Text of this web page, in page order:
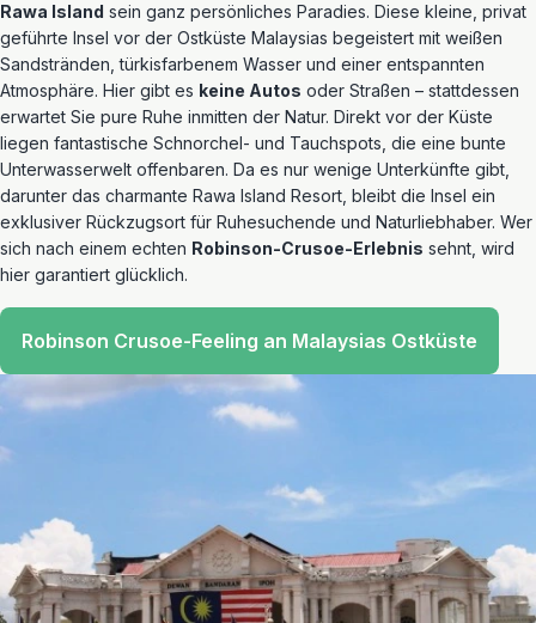
Rawa Island sein ganz persönliches Paradies. Diese kleine, privat
geführte Insel vor der Ostküste Malaysias begeistert mit weißen
Sandstränden, türkisfarbenem Wasser und einer entspannten
Atmosphäre. Hier gibt es keine Autos oder Straßen – stattdessen
erwartet Sie pure Ruhe inmitten der Natur. Direkt vor der Küste
liegen fantastische Schnorchel- und Tauchspots, die eine bunte
Unterwasserwelt offenbaren. Da es nur wenige Unterkünfte gibt,
darunter das charmante Rawa Island Resort, bleibt die Insel ein
exklusiver Rückzugsort für Ruhesuchende und Naturliebhaber. Wer
sich nach einem echten Robinson-Crusoe-Erlebnis sehnt, wird
hier garantiert glücklich.
Robinson Crusoe-Feeling an Malaysias Ostküste